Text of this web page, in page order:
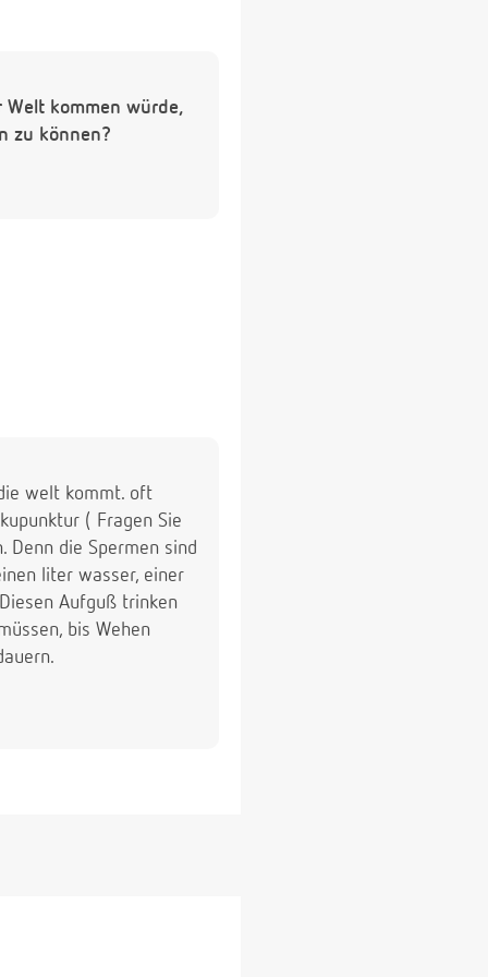
kommen würde,
zu können?
welt kommt. oft
( Fragen Sie
Denn die Spermen sind
liter wasser, einer
Aufguß trinken
bis Wehen